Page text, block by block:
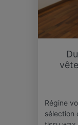
Régine
sélection